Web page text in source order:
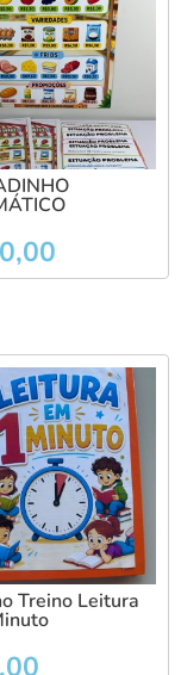
Treino Leitura